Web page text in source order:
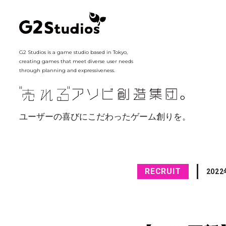
G2 Studios is a game studio based in Tokyo,
creating games that meet diverse user needs
through planning and expressiveness.
ユーザーの喜びにこだわったゲーム創りを。
RECRUIT 2022